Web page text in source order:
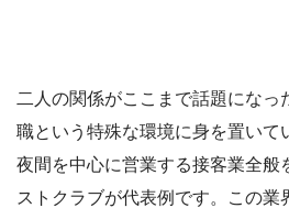
二人の関係がここまで話題になっ
職という特殊な環境に身を置いて
夜間を中心に営業する接客業全般
ストクラブが代表例です。この業